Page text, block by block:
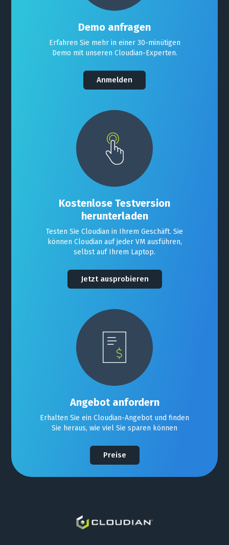
Demo anfragen
Erfahren Sie mehr in einer 30-minütigen
Demo mit unseren Cloudian-Experten.
Anmelden
Kostenlose Testversion
herunterladen
Testen Sie Cloudian in Ihrem Geschäft. Sie
können Cloudian auf jeder VM ausführen,
selbst auf Ihrem Laptop.
Jetzt ausprobieren
Angebot anfordern
Erhalten Sie ein Cloudian-Angebot und finden
Sie heraus, wie viel Sie sparen können
Preise